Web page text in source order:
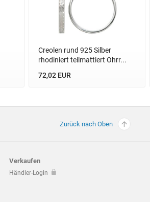
Creolen rund 925 Silber
rhodiniert teilmattiert Ohrr...
72,02 EUR
Zurück nach Oben
Verkaufen
Händler-Login